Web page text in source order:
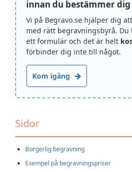
innan du bestämmer dig
Vi på Begravo.se hjälper dig
med rätt begravningsbyrå. Du
ett formulär och det är helt
förbinder dig inte till något.
Kom igång
Sidor
Borgerlig begravning
Exempel på begravningspriser